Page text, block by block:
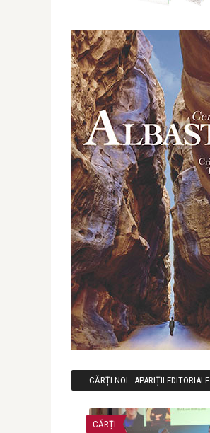
CĂRȚI NOI - APARIȚII EDITORIALE
CĂRȚI